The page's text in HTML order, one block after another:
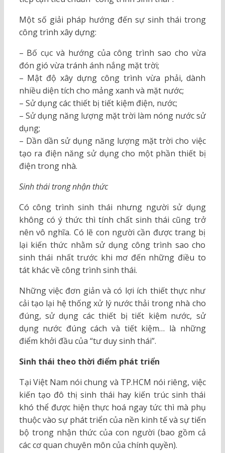
Một số giải pháp hướng đến sự sinh thái trong
công trình xây dựng:
– Bố cục và hướng của công trình sao cho vừa
đón gió vừa tránh ánh nắng mặt trời;
– Mật độ xây dựng công trình vừa phải, dành
nhiều diện tích cho mảng xanh và mặt nước;
– Sử dụng các thiết bị tiết kiệm điện, nước;
– Sử dụng năng lượng mặt trời làm nóng nước sử
dụng;
– Dần dần sử dụng năng lượng mặt trời cho việc
tạo ra điện năng sử dụng cho một phần thiết bị
điện trong nhà.
Sinh thái trong nhận thức
Có công trình sinh thái nhưng người sử dụng
không có ý thức thì tính chất sinh thái cũng trở
nên vô nghĩa. Có lẽ con người cần được trang bị
lại kiến thức nhằm sử dụng công trình sao cho
sinh thái nhất trước khi mơ đến những điều to
tát khác về công trình sinh thái.
Những việc đơn giản và có lợi ích thiết thực như
cải tạo lại hệ thống xử lý nước thải trong nhà cho
đúng, sử dụng các thiết bị tiết kiệm nước, sử
dụng nước đúng cách và tiết kiệm… là những
điểm khởi đầu của “tư duy sinh thái”.
Sinh thái theo thời điểm phát triển
Tại Việt Nam nói chung và TP.HCM nói riêng, việc
kiến tạo đô thị sinh thái hay kiến trúc sinh thái
khó thể được hiện thực hoá ngay tức thì mà phụ
thuộc vào sự phát triển của nền kinh tế và sự tiến
bộ trong nhận thức của con người (bao gồm cả
các cơ quan chuyên môn của chính quyền).